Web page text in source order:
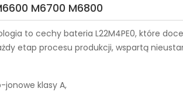
M6700 M6800
to cechy bateria L22M4PE0, które
etap procesu produkcji, wspartą
jonowe klasy A,